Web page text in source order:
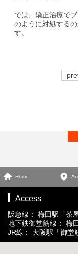
では、矯正治療で
のように対処する
す。
Home
Access
阪急線： 梅田駅「茶
地下鉄御堂筋線： 梅
JR線： 大阪駅「御堂